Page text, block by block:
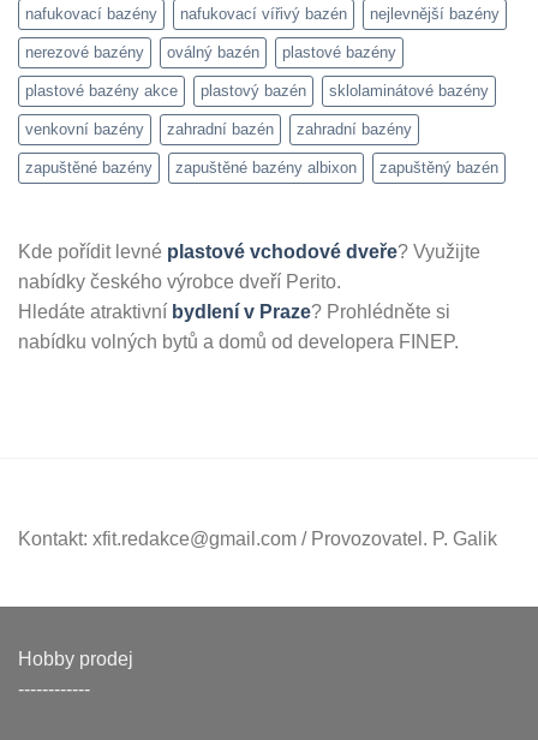
nafukovací bazény nafukovací vířivý bazén nejlevnější bazény
nerezové bazény oválný bazén plastové bazény
plastové bazény akce plastový bazén sklolaminátové bazény
venkovní bazény zahradní bazén zahradní bazény
zapuštěné bazény zapuštěné bazény albixon zapuštěný bazén
Kde pořídit levné plastové vchodové dveře? Využijte
nabídky českého výrobce dveří Perito.
Hledáte atraktivní bydlení v Praze? Prohlédněte si
nabídku volných bytů a domů od developera FINEP.
Kontakt: xfit.redakce@gmail.com / Provozovatel. P. Galik
Hobby prodej
------------